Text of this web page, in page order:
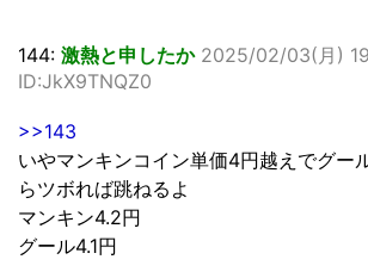
144: 激熱と申したか 2025/02/03(月)
ID:JkX9TNQZ0
>>143
いやマンキンコイン単価4円越えでグー
らツボれば跳ねるよ
マンキン4.2円
グール4.1円